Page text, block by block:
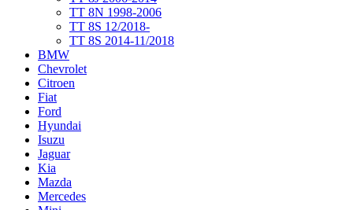
TT 8N 1998-2006
TT 8S 12/2018-
TT 8S 2014-11/2018
BMW
Chevrolet
Citroen
Fiat
Ford
Hyundai
Isuzu
Jaguar
Kia
Mazda
Mercedes